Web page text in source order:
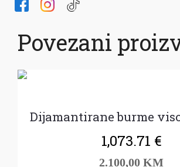
Povezani
Dijamantirane burme
1,073.71 €
2.100,00 KM